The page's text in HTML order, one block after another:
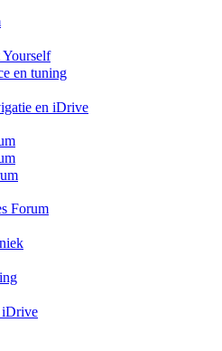
en tuning
en iDrive
Forum